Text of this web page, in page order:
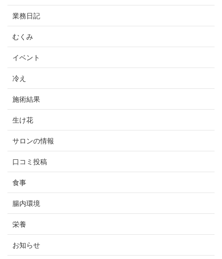
業務日記
むくみ
イベント
冷え
施術結果
生け花
サロンの情報
口コミ投稿
食事
腸内環境
栄養
お知らせ